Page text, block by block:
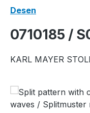
Desen
0710185 /
KARL MAYER
Resim galerisini atla